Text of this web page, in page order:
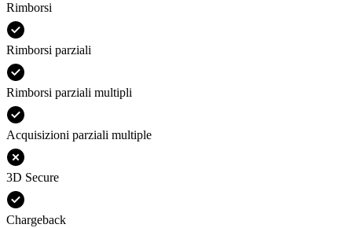
Rimborsi
Rimborsi parziali
Rimborsi parziali multipli
Acquisizioni parziali multiple
3D Secure
Chargeback